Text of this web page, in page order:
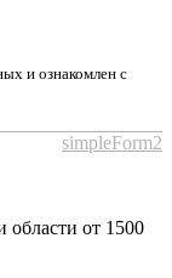
и ознакомлен с
simpleForm2
области от 1500